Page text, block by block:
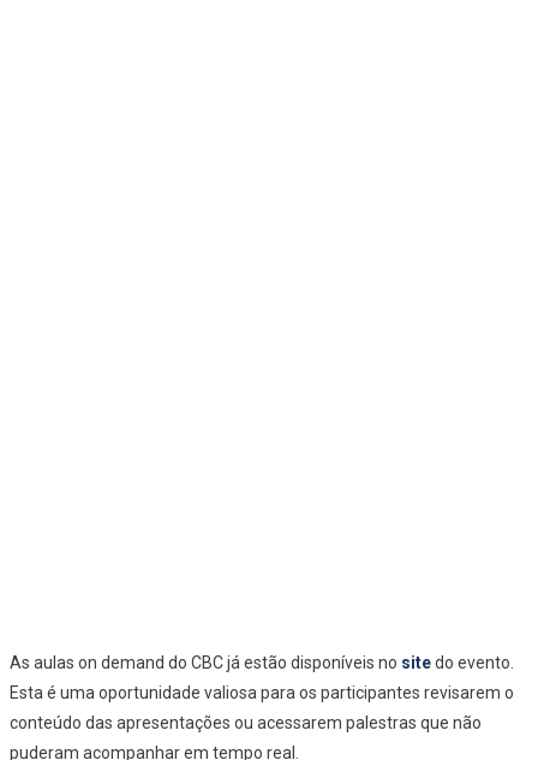
As aulas on demand do CBC já estão disponíveis no sitedo evento.
Esta é uma oportunidade valiosa para os participantes revisarem o
conteúdo das apresentações ou acessarem palestras que não
puderam acompanhar em tempo real.